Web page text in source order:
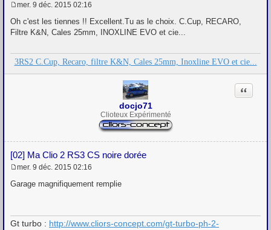
e
s
s
g
e
mer. 9 déc. 2015 02:16
Oh c'est les tiennes !! Excellent.Tu as le choix. C.Cup, RECARO,
Filtre K&N, Cales 25mm, INOXLINE EVO et cie...
3RS2 C.Cup, Recaro, filtre K&N, Cales 25mm, Inoxline EVO et cie...
docjo71
Clioteux Expérimenté
[02] Ma Clio 2 RS3 CS noire dorée
Citation
e
g
e
mer. 9 déc. 2015 02:16
Garage magnifiquement remplie
Gt turbo : http://www.cliors-concept.com/gt-turbo-ph-2-